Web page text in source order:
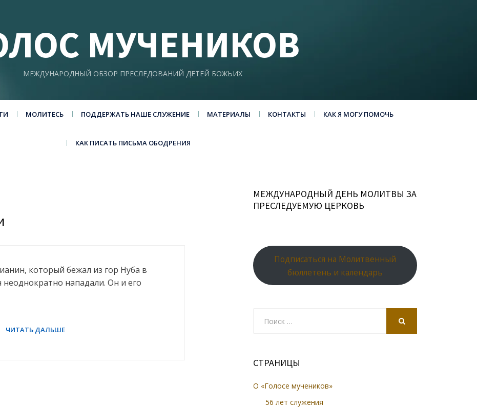
МУЧЕНИКОВ
МЕЖДУНАРОДНЫЙ ОБЗОР ПРЕСЛЕДОВАНИЙ ДЕТЕЙ БОЖЬИХ
МОЛИТЕСЬ ПОДДЕРЖАТЬ НАШЕ СЛУЖЕНИЕ МАТЕРИАЛЫ КОНТАКТЫ КАК Я МОГУ ПОМОЧЬ
КАК ПИСАТЬ ПИСЬМА ОБОДРЕНИЯ
который бежал из гор Нуба в
неоднократно нападали. Он и его
МЕЖДУНАРОДНЫЙ ДЕНЬ МОЛИТВЫ ЗА
ПРЕСЛЕДУЕМУЮ ЦЕРКОВЬ
Подписаться на Молитвенный
бюллетень и календарь
СТРАНИЦЫ
О «Голосе мучеников»
56 лет служения